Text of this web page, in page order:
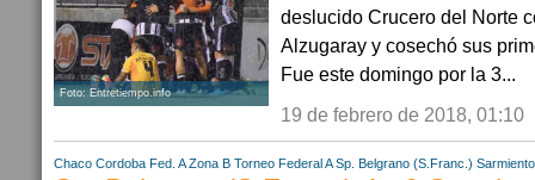
Foto: Entretiempo.info
deslucido Crucero del Norte
Alzugaray y cosechó sus
Fue este domingo por la 3...
19 de febrero de 2018, 01:10
Chaco Cordoba Fed. A Zona B Torneo Federal A Sp. Belgrano (S.Franc.)